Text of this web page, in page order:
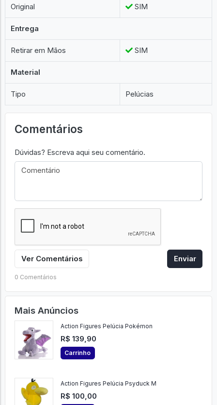
Original SIM
Entrega
Retirar em Mãos SIM
Material
Tipo Pelúcias
Comentários
Dúvidas? Escreva aqui seu comentário.
Ver Comentários Enviar
0 Comentários
Mais Anúncios
Action Figures Pelúcia Pokémon
R$ 139,90
Carrinho
Action Figures Pelúcia Psyduck M
R$ 100,00